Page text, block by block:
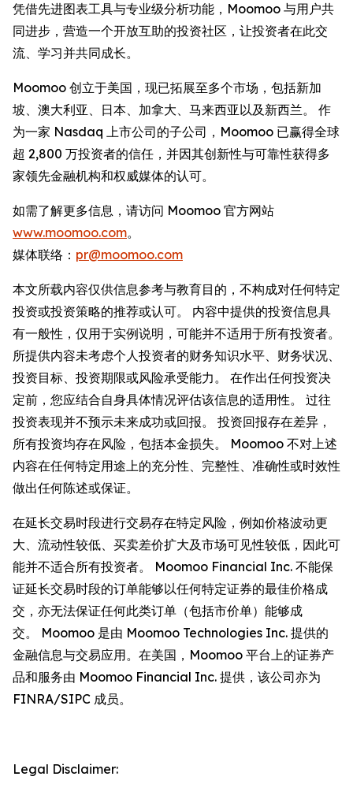
凭借先进图表工具与专业级分析功能，Moomoo 与用户共
同进步，营造一个开放互助的投资社区，让投资者在此交
流、学习并共同成长。
Moomoo 创立于美国，现已拓展至多个市场，包括新加
坡、澳大利亚、日本、加拿大、马来西亚以及新西兰。 作
为一家 Nasdaq 上市公司的子公司，Moomoo 已赢得全球
超 2,800 万投资者的信任，并因其创新性与可靠性获得多
家领先金融机构和权威媒体的认可。
如需了解更多信息，请访问 Moomoo 官方网站
www.moomoo.com。
媒体联络： pr@moomoo.com
本文所载内容仅供信息参考与教育目的，不构成对任何特定
投资或投资策略的推荐或认可。 内容中提供的投资信息具
有一般性，仅用于实例说明，可能并不适用于所有投资者。
所提供内容未考虑个人投资者的财务知识水平、财务状况、
投资目标、投资期限或风险承受能力。 在作出任何投资决
定前，您应结合自身具体情况评估该信息的适用性。 过往
投资表现并不预示未来成功或回报。 投资回报存在差异，
所有投资均存在风险，包括本金损失。 Moomoo 不对上述
内容在任何特定用途上的充分性、完整性、准确性或时效性
做出任何陈述或保证。
在延长交易时段进行交易存在特定风险，例如价格波动更
大、流动性较低、买卖差价扩大及市场可见性较低，因此可
能并不适合所有投资者。 Moomoo Financial Inc. 不能保
证延长交易时段的订单能够以任何特定证券的最佳价格成
交，亦无法保证任何此类订单（包括市价单）能够成
交。 Moomoo 是由 Moomoo Technologies Inc. 提供的
金融信息与交易应用。在美国，Moomoo 平台上的证券产
品和服务由 Moomoo Financial Inc. 提供，该公司亦为
FINRA/SIPC 成员。
Legal Disclaimer: